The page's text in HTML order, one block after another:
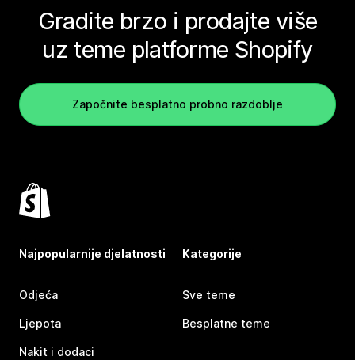
Gradite brzo i prodajte više
uz teme platforme Shopify
Započnite besplatno probno razdoblje
Najpopularnije djelatnosti
Odjeća
Ljepota
Nakit i dodaci
Kategorije
Sve teme
Besplatne teme